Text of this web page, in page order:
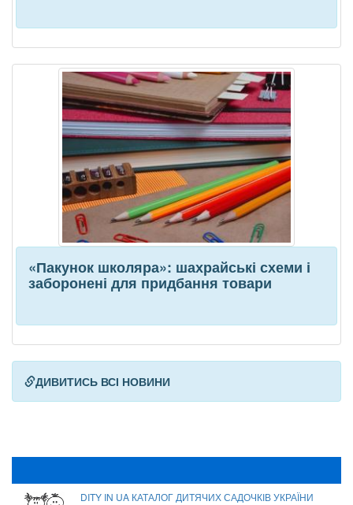
«Пакунок школяра»: шахрайські схеми і
заборонені для придбання товари
ДИВИТИСЬ ВСІ НОВИНИ
DITY IN UA КАТАЛОГ ДИТЯЧИХ САДОЧКІВ УКРАЇНИ